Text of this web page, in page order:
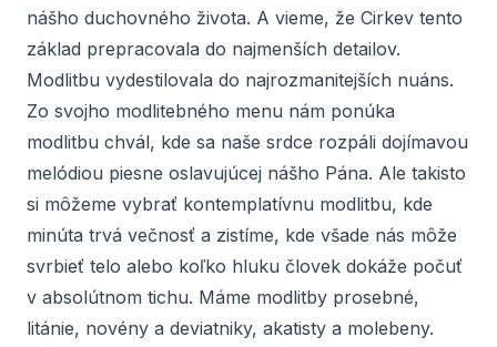
nášho duchovného života. A vieme, že Cirkev tento
základ prepracovala do najmenších detailov.
Modlitbu vydestilovala do najrozmanitejších nuáns.
Zo svojho modlitebného menu nám ponúka
modlitbu chvál, kde sa naše srdce rozpáli dojímavou
melódiou piesne oslavujúcej nášho Pána. Ale takisto
si môžeme vybrať kontemplatívnu modlitbu, kde
minúta trvá večnosť a zistíme, kde všade nás môže
svrbieť telo alebo koľko hluku človek dokáže počuť
v absolútnom tichu. Máme modlitby prosebné,
litánie, novény a deviatniky, akatisty a molebeny.